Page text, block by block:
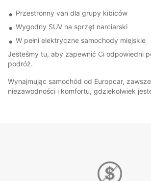
Przestronny van dla grupy kibiców
Wygodny SUV na sprzęt narciarski
W pełni elektryczne samochody miejskie
Jesteśmy tu, aby zapewnić Ci odpowiedni
podróż.
Wynajmując samochód od Europcar,
niezawodności i komfortu, gdziekolwiek